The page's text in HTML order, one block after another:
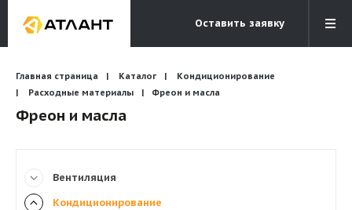
Оставить заявку
Электронная почта
info@atlantcompany.ru
Бесплатный звонок
8 (495) 532-45-07
Главная страница Каталог
Кондиционирование
Расходные материалы
Фреон и масла
Фреон и масла
Вентиляция
Кондиционирование